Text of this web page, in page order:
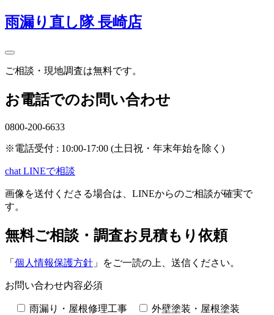
雨漏り直し隊 長崎店
ご相談・現地調査は無料です。
お電話でのお問い合わせ
0800-200-6633
※電話受付 : 10:00-17:00 (土日祝・年末年始を除く)
chat LINEで相談
画像を送付くださる場合は、LINEからのご相談が確実で
す。
無料ご相談・調査お見積もり依頼
「 個人情報保護方針 」をご一読の上、送信ください。
お問い合わせ内容必須
雨漏り・屋根修理工事
外壁塗装・屋根塗装